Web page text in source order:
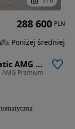
Mercedes-Benz GLC 300 mHEV 4-Matic AMG Line
AMG Premium
288 600 PLN
Poniżej średniej